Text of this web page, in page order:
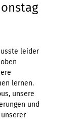
leider
lernen.
unsere
und